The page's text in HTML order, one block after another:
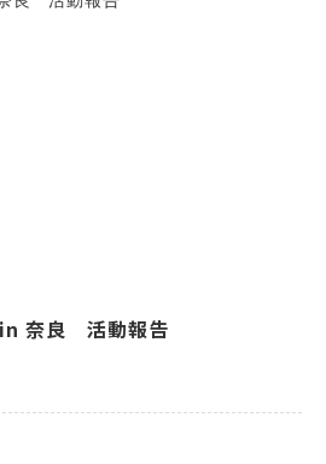
奈良 活動報告